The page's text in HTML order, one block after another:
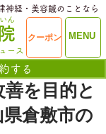
ME
MENU
クーポン
する
いん
ース
神経・美容鍼のことなら
を目的と
倉敷市の